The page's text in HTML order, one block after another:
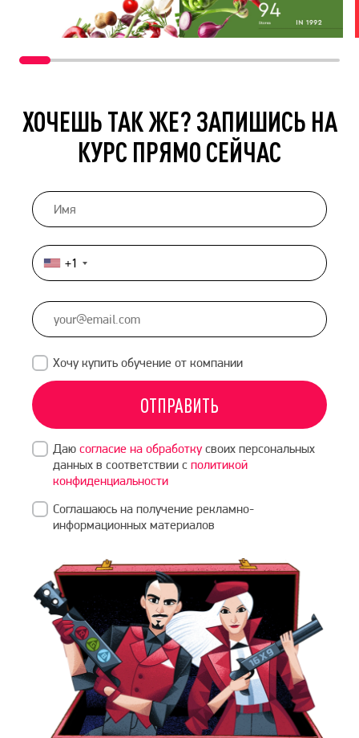
ХОЧЕШЬ ТАК ЖЕ? ЗАПИШИСЬ НА
КУРС ПРЯМО СЕЙЧАС
United
States
+1
+1
Хочу купить обучение от компании
ОТПРАВИТЬ
Даю согласие на обработкусвоих персональных
данных в соответствии с политикой
конфиденциальности
Соглашаюсь на получение рекламно-
информационных материалов